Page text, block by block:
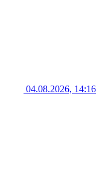
04.08.2026, 14:16